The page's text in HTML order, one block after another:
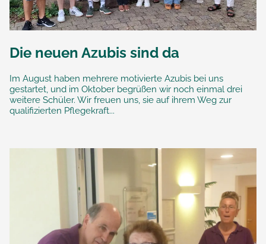
Die neuen Azubis sind da
Im August haben mehrere motivierte Azubis bei uns
gestartet, und im Oktober begrüßen wir noch einmal drei
weitere Schüler. Wir freuen uns, sie auf ihrem Weg zur
qualifizierten Pflegekraft...